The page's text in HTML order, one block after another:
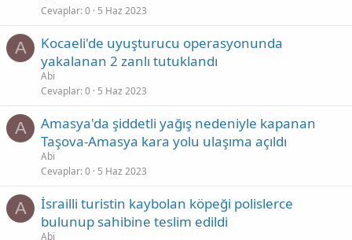
Cevaplar 0 5 Haz 2023
A
Kocaeli'de uyuşturucu operasyonunda
yakalanan 2 zanlı tutuklandı
Abi
Cevaplar 0 5 Haz 2023
A
Amasya'da şiddetli yağış nedeniyle kapanan
Taşova-Amasya kara yolu ulaşıma açıldı
Abi
Cevaplar 0 5 Haz 2023
A
İsrailli turistin kaybolan köpeği polislerce
bulunup sahibine teslim edildi
Abi